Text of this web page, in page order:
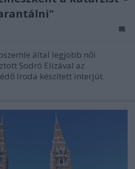
által legjobb női
Sodró Elizával az
Iroda készített interjút.